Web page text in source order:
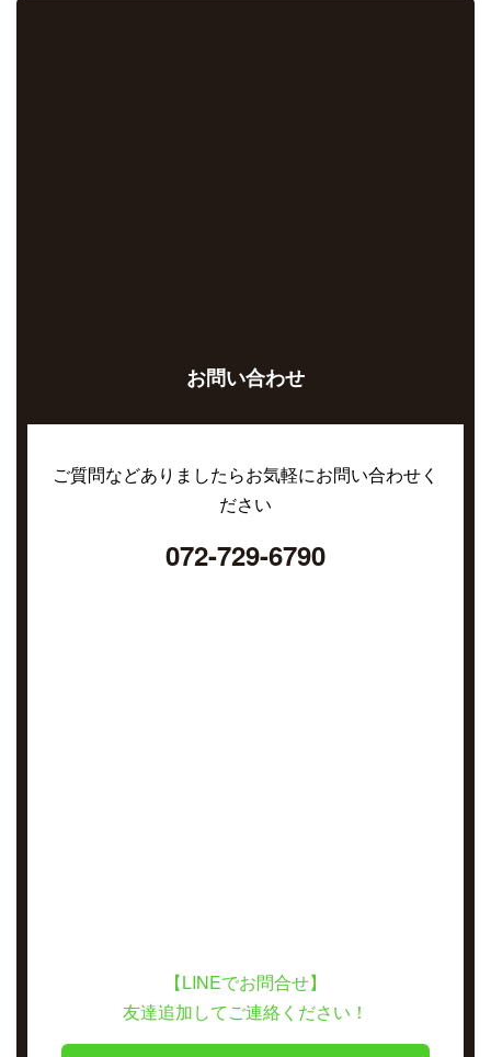
お問い合わせ
ご質問などありましたらお気軽にお問い合わせく
ださい
072-729-6790
【LINEでお問合せ】
友達追加してご連絡ください！